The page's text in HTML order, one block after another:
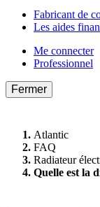
Fabricant de
Les aides
Me connecter
Professionnel
Fermer
Atlantic
FAQ
Radiateur
Quelle est la